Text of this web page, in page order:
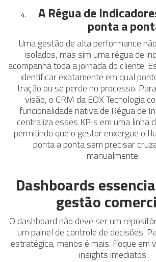
A Régua de
ponta a
Uma gestão de alta performance
isolados, mas sim uma régua de
acompanha toda a jornada do cliente.
identificar exatamente em qual
tração ou se perde no processo.
visão, o CRM da EOX Tecnologia
funcionalidade nativa de Régua de
centraliza esses KPIs em uma linha
permitindo que o gestor enxergue o
ponta a ponta sem precisar
manualmente.
Dashboards
gestão
O dashboard não deve ser um
um painel de controle de decisões.
estratégica, menos é mais. Foque em
insights imediatos: